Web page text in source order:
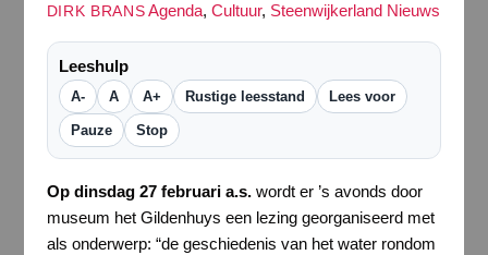
DIRK BRANS Agenda,Cultuur, Steenwijkerland Nieuws
Leeshulp
A- A A+ Rustige leesstand Lees voor
Pauze Stop
Op dinsdag 27 februari a.s.wordt er ’s avonds door
museum het Gildenhuys een lezing georganiseerd met
als onderwerp: “de geschiedenis van het water rondom